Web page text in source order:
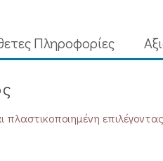
Πληροφορίες
πλαστικοποιημένη επιλέγοντας